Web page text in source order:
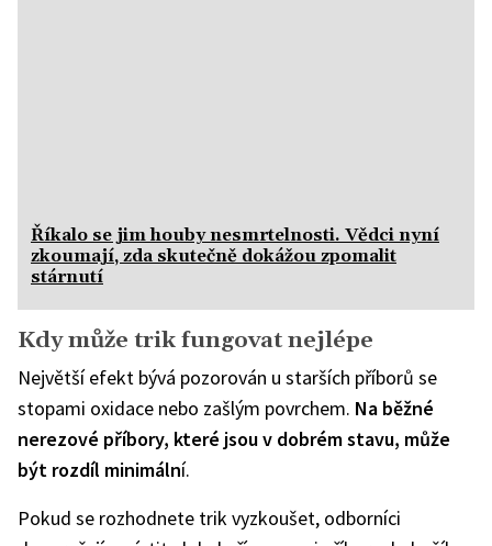
Říkalo se jim houby nesmrtelnosti. Vědci nyní
zkoumají, zda skutečně dokážou zpomalit
stárnutí
Kdy může trik fungovat nejlépe
Největší efekt bývá pozorován u starších příborů se
stopami oxidace nebo zašlým povrchem. Na běžné
nerezové příbory, které jsou v dobrém stavu, může
být rozdíl minimální.
Pokud se rozhodnete trik vyzkoušet, odborníci